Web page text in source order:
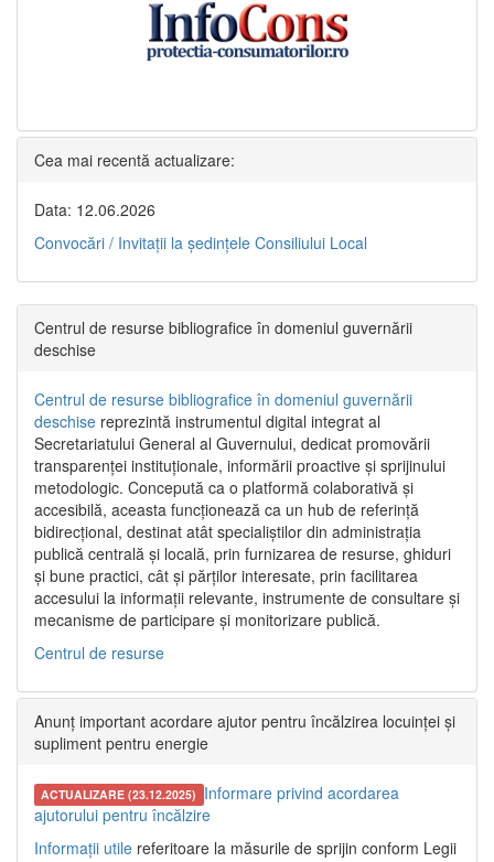
Cea mai recentă actualizare:
Data: 12.06.2026
Convocări / Invitaţii la şedinţele Consiliului Local
Centrul de resurse bibliografice în domeniul guvernării
deschise
Centrul de resurse bibliografice în domeniul guvernării
deschise reprezintă instrumentul digital integrat al
Secretariatului General al Guvernului, dedicat promovării
transparenței instituționale, informării proactive și sprijinului
metodologic. Concepută ca o platformă colaborativă și
accesibilă, aceasta funcționează ca un hub de referință
bidirecțional, destinat atât specialiștilor din administrația
publică centrală și locală, prin furnizarea de resurse, ghiduri
și bune practici, cât și părților interesate, prin facilitarea
accesului la informații relevante, instrumente de consultare și
mecanisme de participare și monitorizare publică.
Centrul de resurse
Anunț important acordare ajutor pentru încălzirea locuinței și
supliment pentru energie
ACTUALIZARE (23.12.2025) Informare privind acordarea
ajutorului pentru încălzire
Informații utile referitoare la măsurile de sprijin conform Legii